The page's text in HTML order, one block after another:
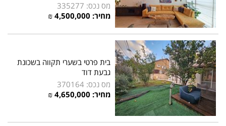
מס נכס: 335277
מחיר: 4,500,000 ₪
בית פרטי בשערי תקווה בשכונת
גבעת דוד
מס נכס: 370164
מחיר: 4,650,000 ₪